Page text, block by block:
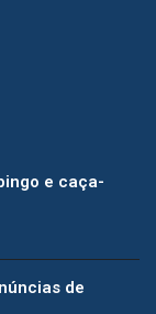
e caça-
de